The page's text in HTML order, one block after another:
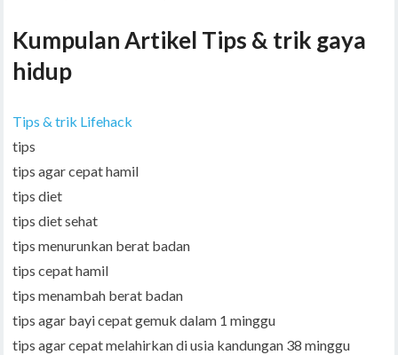
Kumpulan Artikel Tips & trik gaya
hidup
Tips & trik Lifehack
tips
tips agar cepat hamil
tips diet
tips diet sehat
tips menurunkan berat badan
tips cepat hamil
tips menambah berat badan
tips agar bayi cepat gemuk dalam 1 minggu
tips agar cepat melahirkan di usia kandungan 38 minggu